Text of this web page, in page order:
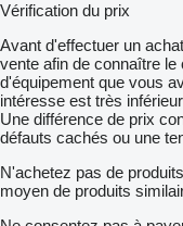
Vérification du prix
Avant d'effectuer un
vente afin de connaître
d'équipement que vous
intéresse est très
Une différence de prix
défauts cachés ou une
N'achetez pas de
moyen de produits